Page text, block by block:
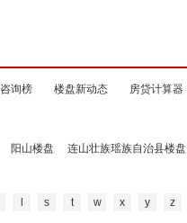
咨询榜 楼盘新动态 房贷计算器
阳山楼盘 连山壮族瑶族自治县楼盘
s t w x y z